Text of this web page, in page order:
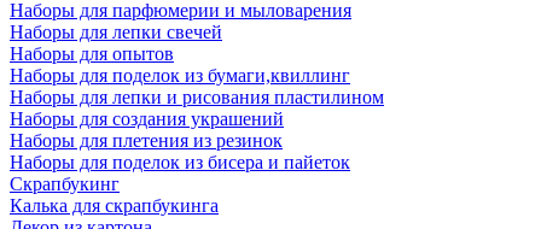
Наборы для парфюмерии и мыловарения
Наборы для лепки свечей
Наборы для опытов
Наборы для поделок из бумаги,квиллинг
Наборы для лепки и рисования пластилином
Наборы для создания украшений
Наборы для плетения из резинок
Наборы для поделок из бисера и пайеток
Скрапбукинг
Калька для скрапбукинга